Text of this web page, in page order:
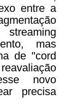
entre a
mas
de "cord
novo
precisa